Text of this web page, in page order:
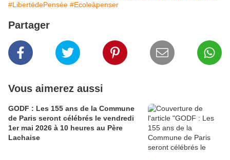
#LibertédePensée #Ecoleàpenser
Partager
Vous aimerez aussi
GODF : Les 155 ans de la Commune
de Paris seront célébrés le vendredi
1er mai 2026 à 10 heures au Père
Lachaise